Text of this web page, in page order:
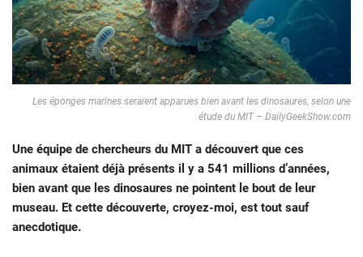
Les éponges marines seraient apparues bien avant les dinosaures, selon une
étude du MIT – DailyGeekShow.com
Une équipe de chercheurs du MIT a découvert que ces
animaux étaient déjà présents il y a 541 millions d’années,
bien avant que les dinosaures ne pointent le bout de leur
museau. Et cette découverte, croyez-moi, est tout sauf
anecdotique.